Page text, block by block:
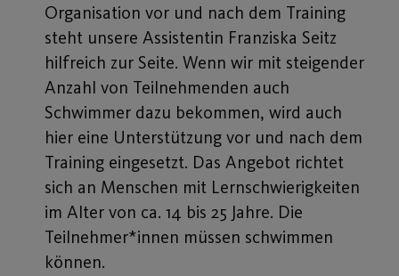
Organisation vor und nach dem Training
steht unsere Assistentin Franziska Seitz
hilfreich zur Seite. Wenn wir mit steigender
Anzahl von Teilnehmenden auch
Schwimmer dazu bekommen, wird auch
hier eine Unterstützung vor und nach dem
Training eingesetzt. Das Angebot richtet
sich an Menschen mit Lernschwierigkeiten
im Alter von ca. 14 bis 25 Jahre. Die
Teilnehmer*innen müssen schwimmen
können.